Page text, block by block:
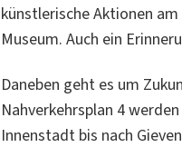
künstlerische Aktionen
Museum. Auch ein
Daneben geht es um
Nahverkehrsplan 4
Innenstadt bis nach